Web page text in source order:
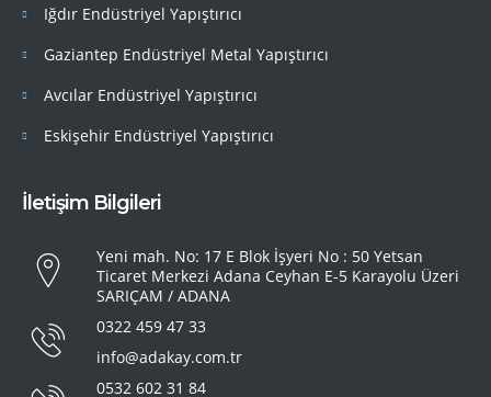
Iğdır Endüstriyel Yapıştırıcı
Gaziantep Endüstriyel Metal Yapıştırıcı
Avcılar Endüstriyel Yapıştırıcı
Eskişehir Endüstriyel Yapıştırıcı
İletişim Bilgileri
Yeni mah. No: 17 E Blok İşyeri No : 50 Yetsan
Ticaret Merkezi Adana Ceyhan E-5 Karayolu Üzeri
SARIÇAM / ADANA
0322 459 47 33
info@adakay.com.tr
0532 602 31 84